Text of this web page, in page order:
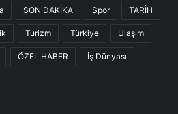
SON DAKİKA Spor TARİH
Turizm Türkiye Ulaşım
ÖZEL HABER İş Dünyası